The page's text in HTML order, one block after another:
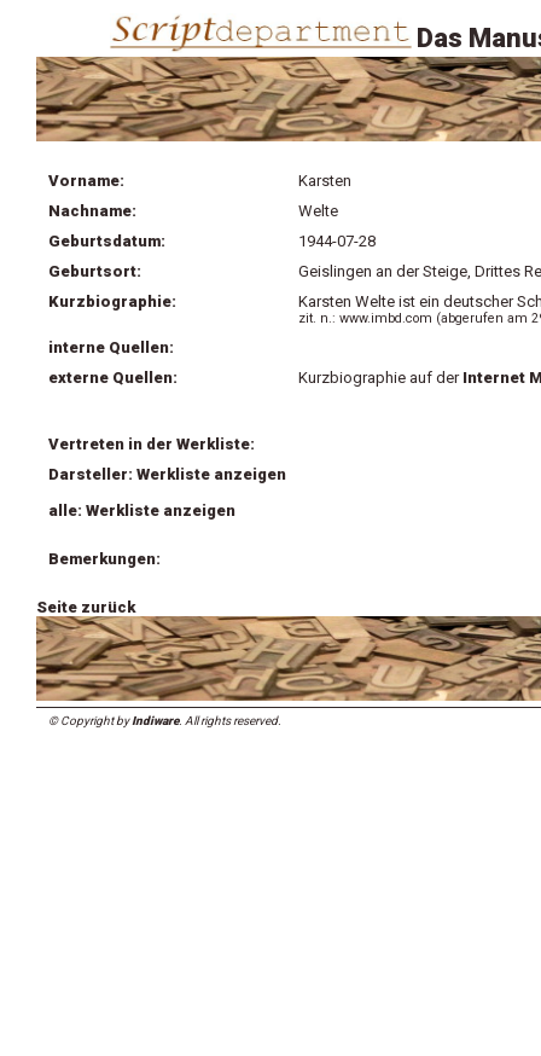
Das
Vorname:
Karsten
Nachname:
Welte
Geburtsdatum:
1944-07-28
Geburtsort:
Geislingen an der Steige, Drittes
Kurzbiographie:
Karsten Welte ist ein deutscher
zit. n.: www.imbd.com (abgerufen am
interne Quellen:
externe Quellen:
Kurzbiographie auf der Internet
Vertreten in der Werkliste:
Darsteller: Werkliste anzeigen
alle: Werkliste anzeigen
Bemerkungen:
Seite zurück
© Copyright byIndiware. All rights reserved.